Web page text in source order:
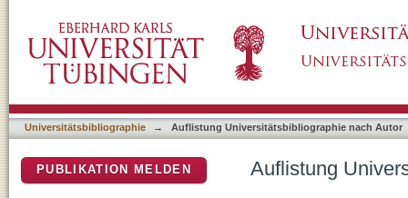
Universitätsbibliographie → Auflistung Universitätsbibliographie nach Autor
Auflistung
PUBLIKATION MELDEN